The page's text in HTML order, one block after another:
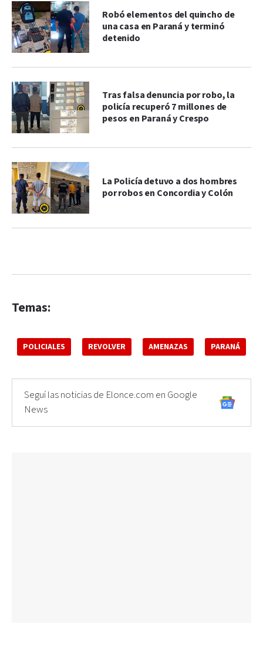
Robó elementos del quincho de
una casa en Paraná y terminó
detenido
Tras falsa denuncia por robo, la
policía recuperó 7 millones de
pesos en Paraná y Crespo
La Policía detuvo a dos hombres
por robos en Concordia y Colón
Temas:
POLICIALES REVOLVER AMENAZAS PARANÁ
Seguí las noticias de Elonce.com en Google
News